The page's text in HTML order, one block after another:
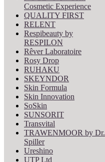
Cosmetic Experience
QUALITY FIRST
RELENT
Respibeauty by
RESPILON
Rêver Laboratoire
Rosy Drop
RUHAKU
SKEYNDOR
Skin Formula
Skin Innovation
SoSkin
SUNSORIT
Transvital
TRAWENMOOR by Dr.
Spiller
Ureshino
UTP Ltd